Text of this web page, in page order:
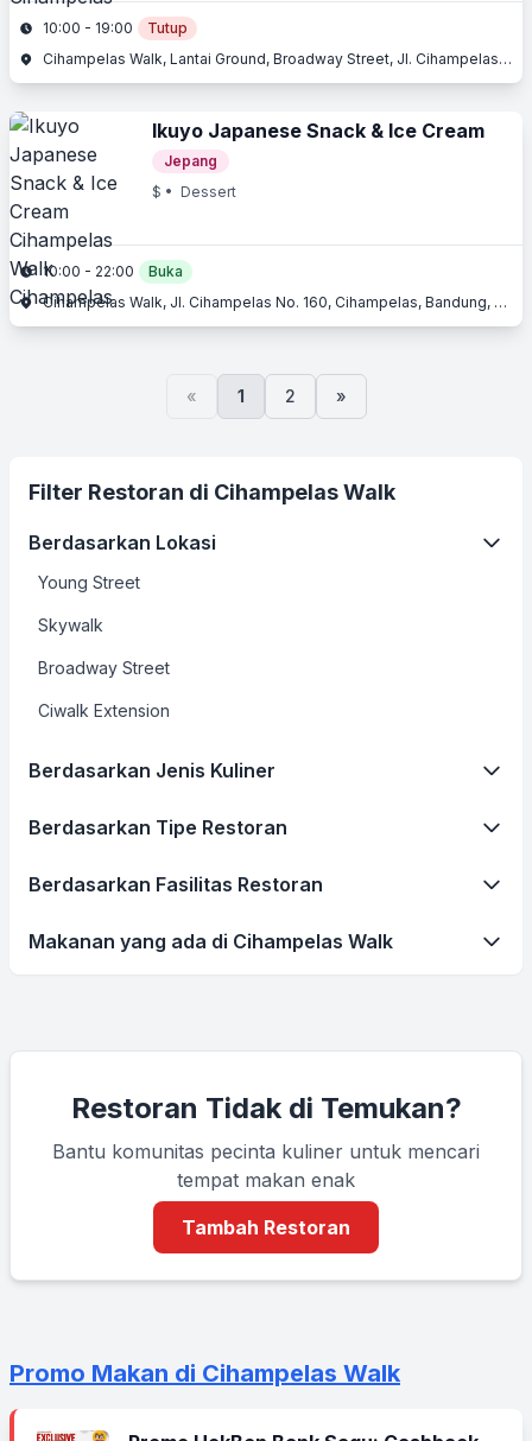
10:00 - 19:00
Tutup
Cihampelas Walk, Lantai Ground, Broadway Street, Jl. Cihampelas No. 160, Cihampelas, Bandung, Jawa Barat
Ikuyo Japanese Snack & Ice Cream
Jepang
$ • Dessert
10:00 - 22:00
Buka
Cihampelas Walk, Jl. Cihampelas No. 160, Cihampelas, Bandung, Jawa Barat
« 1 2 »
Filter Restoran di Cihampelas Walk
Berdasarkan Lokasi
Young Street
Skywalk
Broadway Street
Ciwalk Extension
Berdasarkan Jenis Kuliner
Berdasarkan Tipe Restoran
Berdasarkan Fasilitas Restoran
Makanan yang ada di Cihampelas Walk
Restoran Tidak di Temukan?
Bantu komunitas pecinta kuliner untuk mencari
tempat makan enak
Tambah Restoran
Promo Makan di Cihampelas Walk